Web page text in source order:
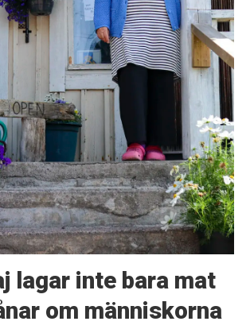
lagar inte bara mat
om människorna